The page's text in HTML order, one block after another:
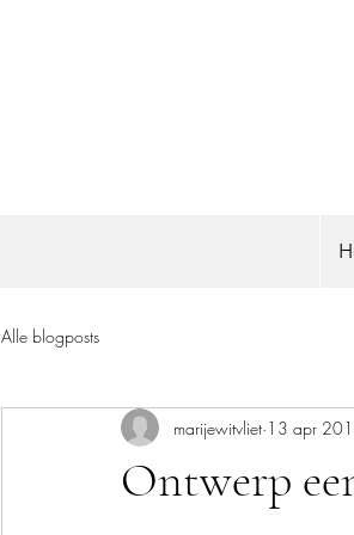
Alle blogposts
Ontwerp
marijewitvliet 13 apr